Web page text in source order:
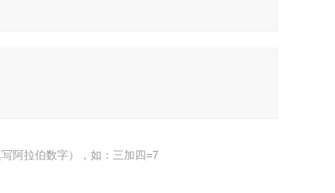
阿拉伯数字），如：三加四=7